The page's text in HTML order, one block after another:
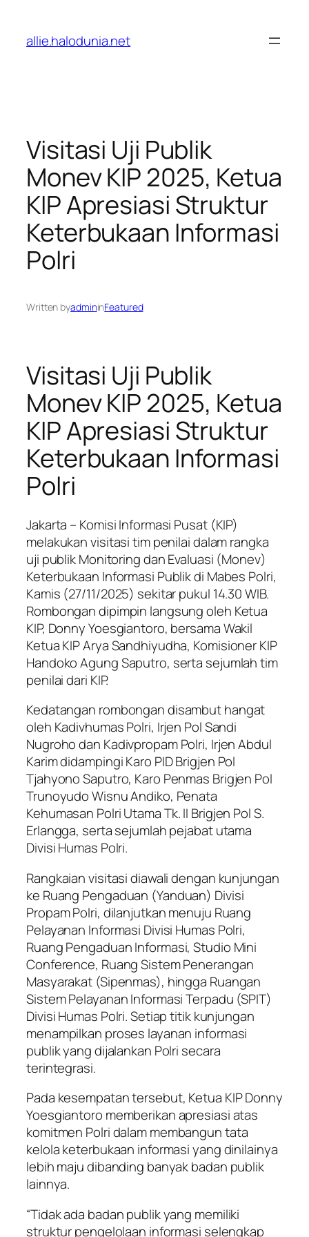
konten
allie.halodunia.net
Visitasi Uji Publik
Monev KIP 2025, Ketua
KIP Apresiasi Struktur
Keterbukaan Informasi
Polri
Written byadmininFeatured
Visitasi Uji Publik
Monev KIP 2025, Ketua
KIP Apresiasi Struktur
Keterbukaan Informasi
Polri
Jakarta – Komisi Informasi Pusat (KIP)
melakukan visitasi tim penilai dalam rangka
uji publik Monitoring dan Evaluasi (Monev)
Keterbukaan Informasi Publik di Mabes Polri,
Kamis (27/11/2025) sekitar pukul 14.30 WIB.
Rombongan dipimpin langsung oleh Ketua
KIP, Donny Yoesgiantoro, bersama Wakil
Ketua KIP Arya Sandhiyudha, Komisioner KIP
Handoko Agung Saputro, serta sejumlah tim
penilai dari KIP.
Kedatangan rombongan disambut hangat
oleh Kadivhumas Polri, Irjen Pol Sandi
Nugroho dan Kadivpropam Polri, Irjen Abdul
Karim didampingi Karo PID Brigjen Pol
Tjahyono Saputro, Karo Penmas Brigjen Pol
Trunoyudo Wisnu Andiko, Penata
Kehumasan Polri Utama Tk. II Brigjen Pol S.
Erlangga, serta sejumlah pejabat utama
Divisi Humas Polri.
Rangkaian visitasi diawali dengan kunjungan
ke Ruang Pengaduan (Yanduan) Divisi
Propam Polri, dilanjutkan menuju Ruang
Pelayanan Informasi Divisi Humas Polri,
Ruang Pengaduan Informasi, Studio Mini
Conference, Ruang Sistem Penerangan
Masyarakat (Sipenmas), hingga Ruangan
Sistem Pelayanan Informasi Terpadu (SPIT)
Divisi Humas Polri. Setiap titik kunjungan
menampilkan proses layanan informasi
publik yang dijalankan Polri secara
terintegrasi.
Pada kesempatan tersebut, Ketua KIP Donny
Yoesgiantoro memberikan apresiasi atas
komitmen Polri dalam membangun tata
kelola keterbukaan informasi yang dinilainya
lebih maju dibanding banyak badan publik
lainnya.
“Tidak ada badan publik yang memiliki
struktur pengelolaan informasi selengkap